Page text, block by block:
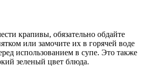
крапивы, обязательно обдайте
или замочите их в горячей воде
использованием в супе. Это также
зеленый цвет блюда.